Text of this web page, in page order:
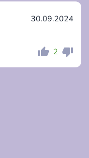
Comentário
30.09.2024
2